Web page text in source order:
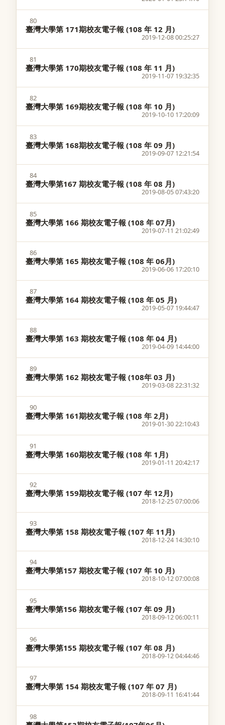
80
臺灣大學第 171期校友電子報 (108 年 12 月)
2019-12-08 00:25:27
81
臺灣大學第 170期校友電子報 (108 年 11 月)
2019-11-07 19:32:35
82
臺灣大學第 169期校友電子報 (108 年 10 月)
2019-10-10 17:20:09
83
臺灣大學第 168期校友電子報 (108 年 09 月)
2019-09-07 12:21:54
84
臺灣大學第167 期校友電子報 (108 年 08 月)
2019-08-05 07:43:20
85
臺灣大學第 166 期校友電子報 (108 年 07月)
2019-07-11 21:02:49
86
臺灣大學第 165 期校友電子報 (108 年 06月)
2019-06-06 17:20:10
87
臺灣大學第 164 期校友電子報 (108 年 05 月)
2019-05-07 19:44:47
88
臺灣大學第 163 期校友電子報 (108 年 04 月)
2019-04-09 14:44:00
89
臺灣大學第 162 期校友電子報 (108年 03 月)
2019-03-08 22:31:32
90
臺灣大學第 161期校友電子報 (108 年 2月)
2019-01-30 22:10:43
91
臺灣大學第 160期校友電子報 (108 年 1月)
2019-01-11 20:42:17
92
臺灣大學第 159期校友電子報 (107 年 12月)
2018-12-25 07:00:06
93
臺灣大學第 158 期校友電子報 (107 年 11月)
2018-12-24 14:30:10
94
臺灣大學第157 期校友電子報 (107 年 10 月)
2018-10-12 07:00:08
95
臺灣大學第156 期校友電子報 (107 年 09 月)
2018-09-12 06:00:11
96
臺灣大學第155 期校友電子報 (107 年 08 月)
2018-09-12 04:44:46
97
臺灣大學第 154 期校友電子報 (107 年 07 月)
2018-09-11 16:41:44
98